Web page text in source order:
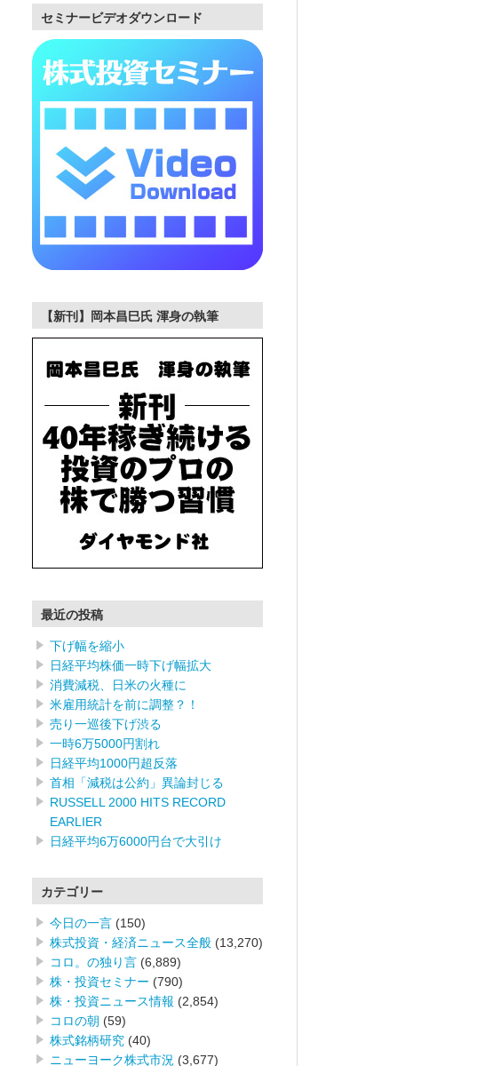
セミナービデオダウンロード
【新刊】岡本昌巳氏 渾身の執筆
最近の投稿
下げ幅を縮小
日経平均株価一時下げ幅拡大
消費減税、日米の火種に
米雇用統計を前に調整？！
売り一巡後下げ渋る
一時6万5000円割れ
日経平均1000円超反落
首相「減税は公約」異論封じる
RUSSELL 2000 HITS RECORD
EARLIER
日経平均6万6000円台で大引け
カテゴリー
今日の一言 (150)
株式投資・経済ニュース全般 (13,270)
コロ。の独り言 (6,889)
株・投資セミナー (790)
株・投資ニュース情報 (2,854)
コロの朝 (59)
株式銘柄研究 (40)
ニューヨーク株式市況 (3,677)